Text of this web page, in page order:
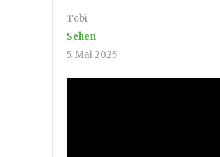
Tobi
Sehen
5. Mai 2025